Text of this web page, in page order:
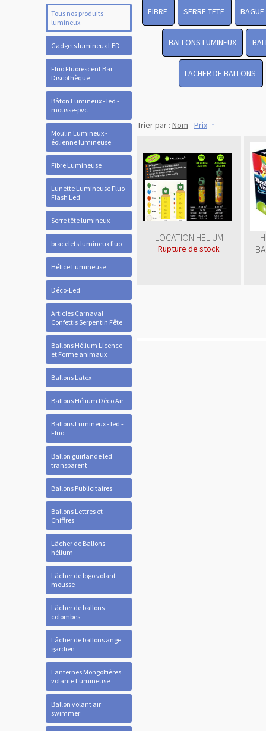
Tous nos produits
lumineux
Gadgets lumineux LED
Fluo Fluorescent Bar
Discothèque
Bâton Lumineux - led -
mousse-pvc
Moulin Lumineux -
éolienne lumineuse
Fibre Lumineuse
Lunette Lumineuse Fluo
Flash Led
Serre tête lumineux
bracelets lumineux fluo
Hélice Lumineuse
Déco-Led
Articles Carnaval
Confettis Serpentin Fête
Ballons Hélium Licence
et Forme animaux
Ballons Latex
Ballons Hélium Déco Air
Ballons Lumineux - led -
Fluo
Ballon guirlande led
transparent
Ballons Publicitaires
Ballons Lettres et
Chiffres
Lâcher de Ballons
hélium
Lâcher de logo volant
mousse
Lâcher de ballons
colombes
Lâcher de ballons ange
gardien
Lanternes Mongolfières
volante Lumineuse
Ballon volant air
swimmer
FIBRE SERRE TETE
BALLONS LUMINEUX
LACHER DE BALLONS
Trier par : Nom -Prix
LOCATION HELIUM
Rupture de stock